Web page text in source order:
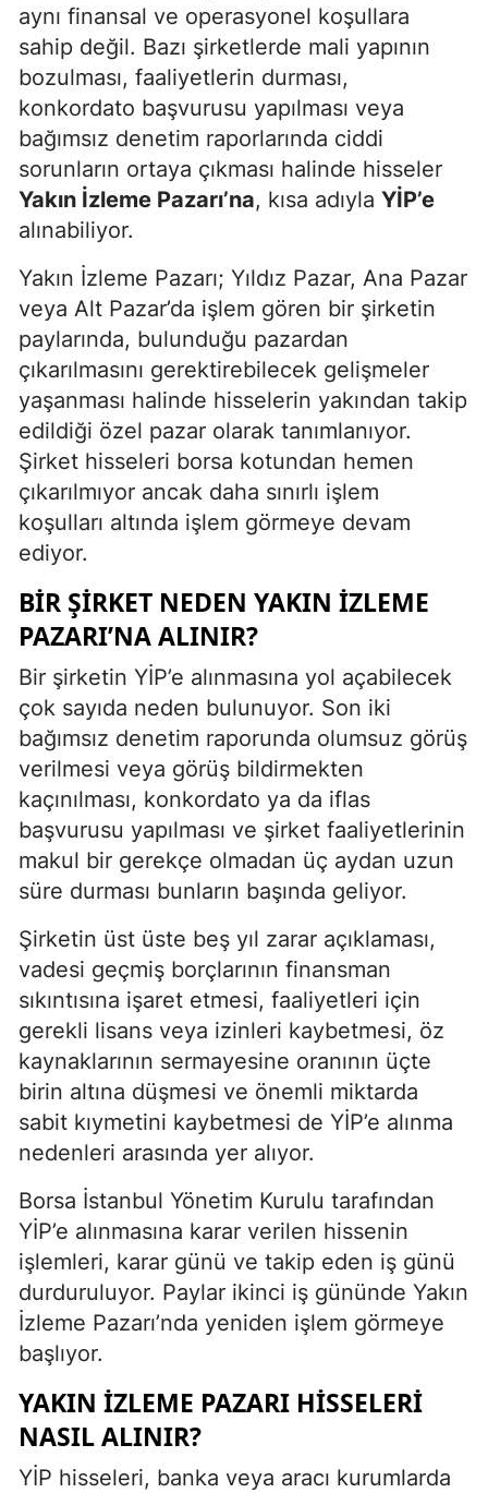
aynı finansal ve operasyonel koşullara
sahip değil. Bazı şirketlerde mali yapının
bozulması, faaliyetlerin durması,
konkordato başvurusu yapılması veya
bağımsız denetim raporlarında ciddi
sorunların ortaya çıkması halinde hisseler
Yakın İzleme Pazarı’na, kısa adıyla YİP’e
alınabiliyor.
Yakın İzleme Pazarı; Yıldız Pazar, Ana Pazar
veya Alt Pazar’da işlem gören bir şirketin
paylarında, bulunduğu pazardan
çıkarılmasını gerektirebilecek gelişmeler
yaşanması halinde hisselerin yakından takip
edildiği özel pazar olarak tanımlanıyor.
Şirket hisseleri borsa kotundan hemen
çıkarılmıyor ancak daha sınırlı işlem
koşulları altında işlem görmeye devam
ediyor.
BIR ŞIRKET NEDEN YAKIN İZLEME
PAZARI’NA ALINIR?
Bir şirketin YİP’e alınmasına yol açabilecek
çok sayıda neden bulunuyor. Son iki
bağımsız denetim raporunda olumsuz görüş
verilmesi veya görüş bildirmekten
kaçınılması, konkordato ya da iflas
başvurusu yapılması ve şirket faaliyetlerinin
makul bir gerekçe olmadan üç aydan uzun
süre durması bunların başında geliyor.
Şirketin üst üste beş yıl zarar açıklaması,
vadesi geçmiş borçlarının finansman
sıkıntısına işaret etmesi, faaliyetleri için
gerekli lisans veya izinleri kaybetmesi, öz
kaynaklarının sermayesine oranının üçte
birin altına düşmesi ve önemli miktarda
sabit kıymetini kaybetmesi de YİP’e alınma
nedenleri arasında yer alıyor.
Borsa İstanbul Yönetim Kurulu tarafından
YİP’e alınmasına karar verilen hissenin
işlemleri, karar günü ve takip eden iş günü
durduruluyor. Paylar ikinci iş gününde Yakın
İzleme Pazarı’nda yeniden işlem görmeye
başlıyor.
YAKIN İZLEME PAZARI HISSELERI
NASIL ALINIR?
YİP hisseleri, banka veya aracı kurumlarda